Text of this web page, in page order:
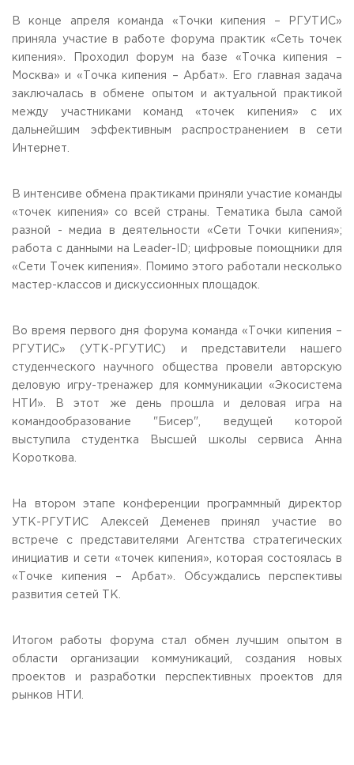
Работа с лицами с ОВЗ и инвалидами
Контакты
системе СПО
Профком
Конкурс ППС
Сведения об образовательной организации
ЗАКАЗАТЬ ОБРАТНЫЙ ЗВОНОК
пгт. Черкизово, ул. Главная, 99
+7 (495) 940 83 58 - Приемная комиссия
obrashenia@rguts.ru
priem@rguts.ru - Приемная комиссия
пт: с 09:00 до 16:45;
сб-вс: выходной
Приемная комиссия
пн-пт: с 10:00 до 17:00;
сб: с 10:00 до 15:30;
В конце апреля команда «Точки кипения – РГУТИС»
приняла участие в работе форума практик «Сеть точек
кипения». Проходил форум на базе «Точка кипения –
Москва» и «Точка кипения – Арбат». Его главная задача
заключалась в обмене опытом и актуальной практикой
между участниками команд «точек кипения» с их
дальнейшим эффективным распространением в сети
Интернет.
В интенсиве обмена практиками приняли участие команды
«точек кипения» со всей страны. Тематика была самой
разной - медиа в деятельности «Сети Точки кипения»;
работа с данными на Leader-ID; цифровые помощники для
«Сети Точек кипения». Помимо этого работали несколько
мастер-классов и дискуссионных площадок.
Во время первого дня форума команда «Точки кипения –
РГУТИС» (УТК-РГУТИС) и представители нашего
студенческого научного общества провели авторскую
деловую игру-тренажер для коммуникации «Экосистема
НТИ». В этот же день прошла и деловая игра на
командообразование "Бисер", ведущей которой
выступила студентка Высшей школы сервиса Анна
Короткова.
На втором этапе конференции программный директор
УТК-РГУТИС Алексей Деменев принял участие во
встрече с представителями Агентства стратегических
инициатив и сети «точек кипения», которая состоялась в
«Точке кипения – Арбат». Обсуждались перспективы
развития сетей ТК.
Итогом работы форума стал обмен лучшим опытом в
области организации коммуникаций, создания новых
проектов и разработки перспективных проектов для
рынков НТИ.